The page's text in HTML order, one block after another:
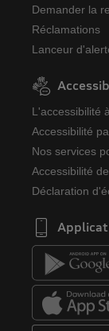
Demander la
Réclamations
Lanceur
L'accessibilité
Accessibilité
Nos services
Accessibilité
Déclaration